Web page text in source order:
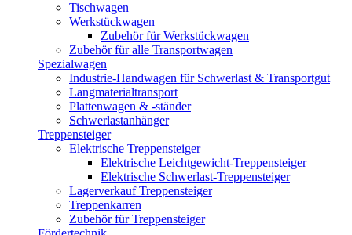
Tischwagen
Werkstückwagen
Zubehör für Werkstückwagen
Zubehör für alle Transportwagen
Spezialwagen
Industrie-Handwagen für Schwerlast & Transportgut
Langmaterialtransport
Plattenwagen & -ständer
Schwerlastanhänger
Treppensteiger
Elektrische Treppensteiger
Elektrische Leichtgewicht-Treppensteiger
Elektrische Schwerlast-Treppensteiger
Lagerverkauf Treppensteiger
Treppenkarren
Zubehör für Treppensteiger